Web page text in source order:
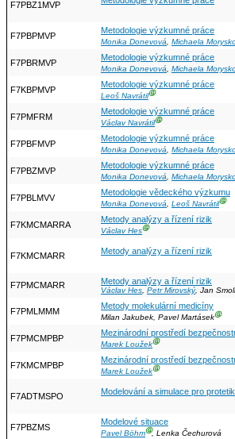
F7PBZ1MVP
F7PBPMVP
Metodologie výzkumné práce
Monika Donevová, Michaela
F7PBRMVP
Metodologie výzkumné práce
Monika Donevová, Michaela
F7KBPMVP
Metodologie výzkumné práce
Leoš NavrátilⒼ
F7PMFRM
Metodologie výzkumné práce
Václav NavrátilⒼ
F7PBFMVP
Metodologie výzkumné práce
Monika Donevová, Michaela
F7PBZMVP
Metodologie výzkumné práce
Monika Donevová, Michaela
F7PBLMVV
Metodologie vědeckého výzkumu
Monika Donevová, Leoš NavrátilⒼ
F7KMCMARRA
Metody analýzy a řízení rizik
Václav HesⒼ
F7KMCMARR Metody analýzy a řízení rizik
F7PMCMARR Metody analýzy a řízení rizik
Václav Hes, Petr Mirovský, Jan
F7PMLMMM
Metody molekulární medicíny
Milan Jakubek, Pavel MartásekⒼ
F7PMCMPBP
Mezinárodní prostředí
Marek LoužekⒼ
F7KMCMPBP
Mezinárodní prostředí
Marek LoužekⒼ
F7ADTMSPO Modelování a simulace pro
F7PBZMS
Modelové situace
Pavel BöhmⒼ, Lenka Čechurová